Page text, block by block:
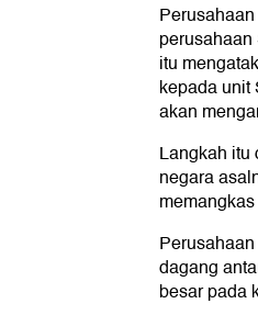
itu
kepada
akan
Langkah itu
negara
dagang
besar pada